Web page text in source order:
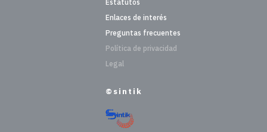
Estatutos
Enlaces de interés
Preguntas frecuentes
Política de privacidad
Legal
©sintik